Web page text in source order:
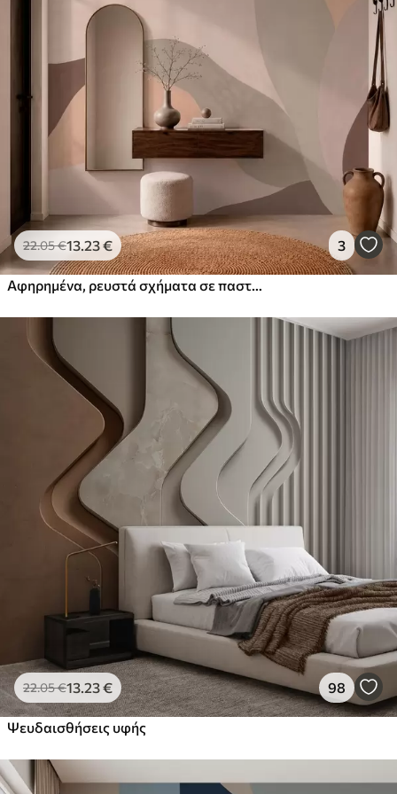
22.05€13 .23€ 3
22.05€13 .23€ 98
Ψευδαισθήσεις υφής